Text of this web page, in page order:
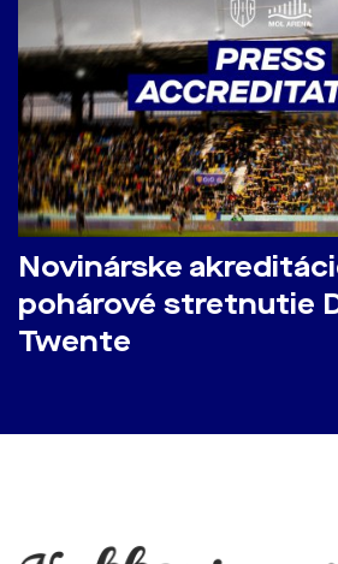
Novinárske
pohárové stretnutie
Twente